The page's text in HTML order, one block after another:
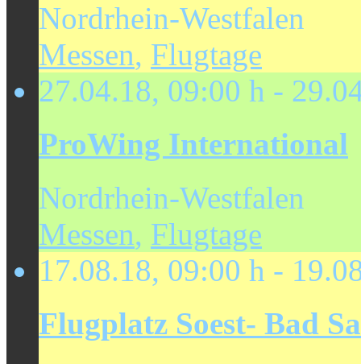
Nordrhein-Westfalen
Messen, Flugtage
27.04.18, 09:00 h -
ProWing International
Nordrhein-Westfalen
Messen, Flugtage
17.08.18, 09:00 h -
Flugplatz Soest- Bad